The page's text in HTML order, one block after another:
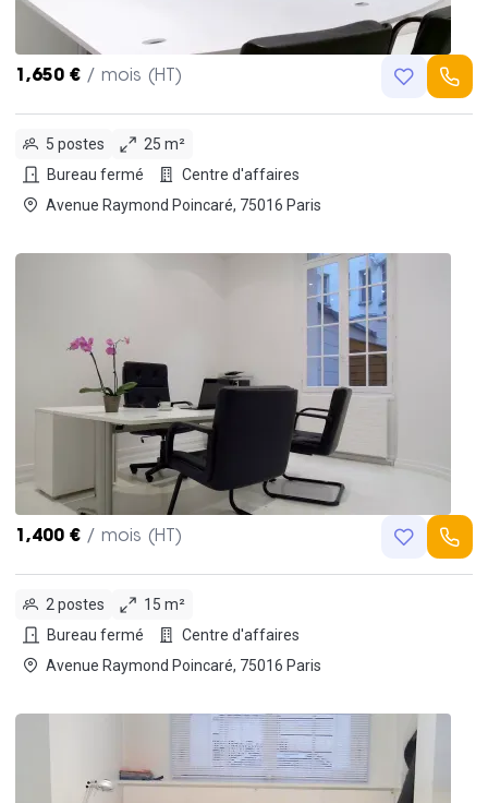
1,650 € / mois (HT)
5 postes
25 m²
Bureau fermé
Centre d'affaires
Avenue Raymond Poincaré, 75016 Paris
1,400 € / mois (HT)
2 postes
15 m²
Bureau fermé
Centre d'affaires
Avenue Raymond Poincaré, 75016 Paris